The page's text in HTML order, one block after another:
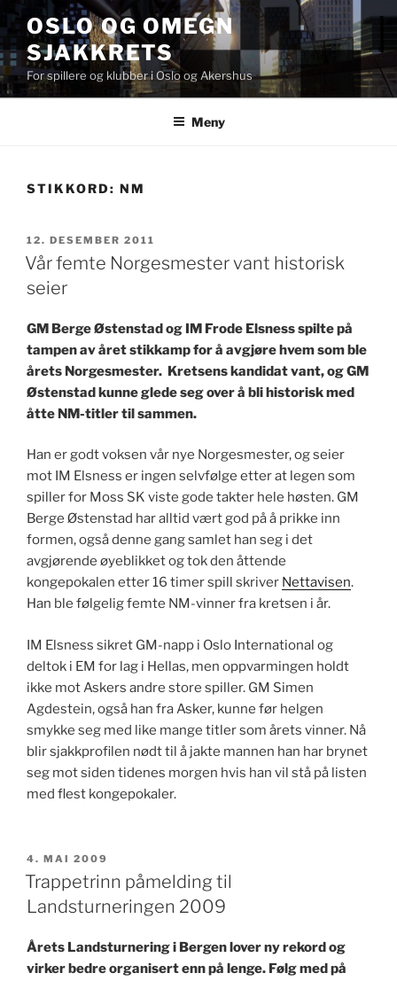
til
innhold
OSLO OG OMEGN
SJAKKRETS
For spillere og klubber i Oslo og Akershus
Meny
STIKKORD: NM
PUBLISERT
12. DESEMBER 2011
Vår femte Norgesmester vant historisk
seier
GM Berge Østenstad og IM Frode Elsness spilte på
tampen av året stikkamp for å avgjøre hvem som ble
årets Norgesmester. Kretsens kandidat vant, og GM
Østenstad kunne glede seg over å bli historisk med
åtte NM-titler til sammen.
Han er godt voksen vår nye Norgesmester, og seier
mot IM Elsness er ingen selvfølge etter at legen som
spiller for Moss SK viste gode takter hele høsten. GM
Berge Østenstad har alltid vært god på å prikke inn
formen, også denne gang samlet han seg i det
avgjørende øyeblikket og tok den åttende
kongepokalen etter 16 timer spill skriver Nettavisen.
Han ble følgelig femte NM-vinner fra kretsen i år.
IM Elsness sikret GM-napp i Oslo International og
deltok i EM for lag i Hellas, men oppvarmingen holdt
ikke mot Askers andre store spiller. GM Simen
Agdestein, også han fra Asker, kunne før helgen
smykke seg med like mange titler som årets vinner. Nå
blir sjakkprofilen nødt til å jakte mannen han har brynet
seg mot siden tidenes morgen hvis han vil stå på listen
med flest kongepokaler.
PUBLISERT
4. MAI 2009
Trappetrinn påmelding til
Landsturneringen 2009
Årets Landsturnering i Bergen lover ny rekord og
virker bedre organisert enn på lenge. Følg med på